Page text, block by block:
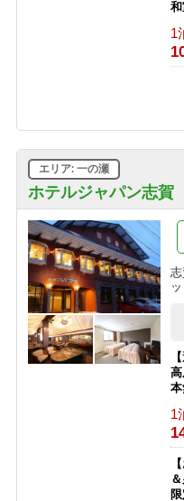
1
人
1
1
1
1
ホテルジャパン志賀
エリア: 一の瀬
1